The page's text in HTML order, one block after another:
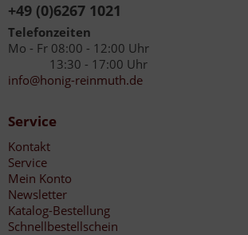
+49 (0)6267 1021
Telefonzeiten
Mo - Fr 08:00 - 12:00 Uhr
13:30 - 17:00 Uhr
info@honig-reinmuth.de
Service
Kontakt
Service
Mein Konto
Newsletter
Katalog-Bestellung
Schnellbestellschein